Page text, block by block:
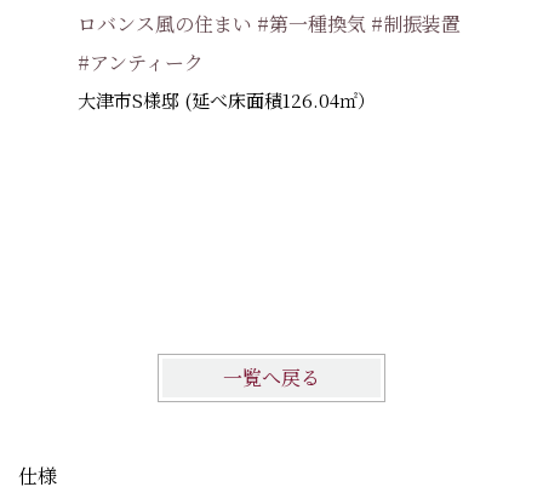
ロバンス風の住まい #第一種換気 #制振装置
#アンティーク
大津市S様邸 (延べ床面積126.04㎡）
一覧へ戻る
仕様